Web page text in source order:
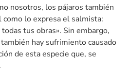
nosotros, los pájaros también
lo expresa el salmista:
tus obras». Sin embargo,
hay sufrimiento causado
de esta especie que, se